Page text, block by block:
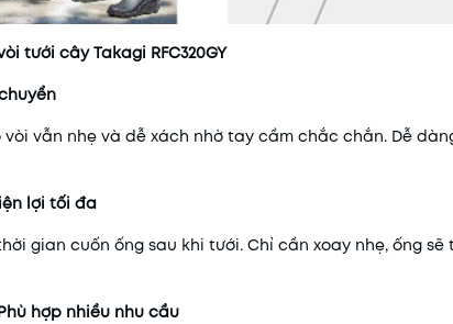
tưới cây Takagi RFC320GY
vẫn nhẹ và dễ xách nhờ tay cầm chắc chắn. Dễ
lợi tối đa
gian cuốn ống sau khi tưới. Chỉ cần xoay nhẹ, ống
hợp nhiều nhu cầu